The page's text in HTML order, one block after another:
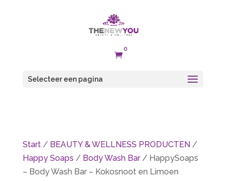

0
Selecteer een pagina
Start/ BEAUTY & WELLNESS PRODUCTEN/
Happy Soaps / Body Wash Bar/ HappySoaps
– Body Wash Bar – Kokosnoot en Limoen